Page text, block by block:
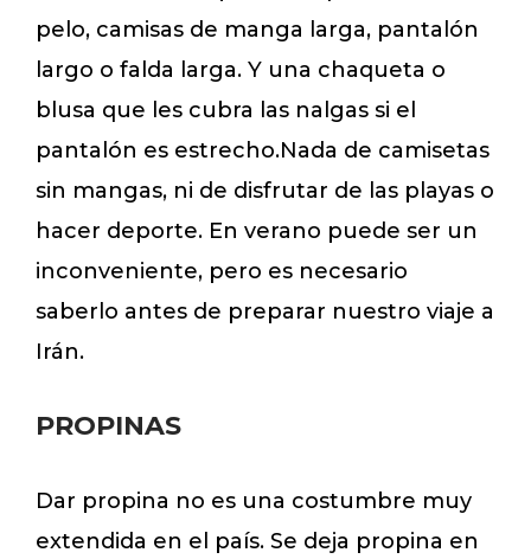
pelo, camisas de manga larga, pantalón
largo o falda larga. Y una chaqueta o
blusa que les cubra las nalgas si el
pantalón es estrecho.Nada de camisetas
sin mangas, ni de disfrutar de las playas o
hacer deporte. En verano puede ser un
inconveniente, pero es necesario
saberlo antes de preparar nuestro viaje a
Irán.
PROPINAS
Dar propina no es una costumbre muy
extendida en el país. Se deja propina en